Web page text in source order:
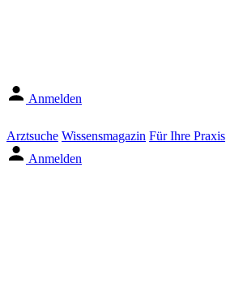
Anmelden
Arztsuche Wissensmagazin Für Ihre Praxis
Anmelden